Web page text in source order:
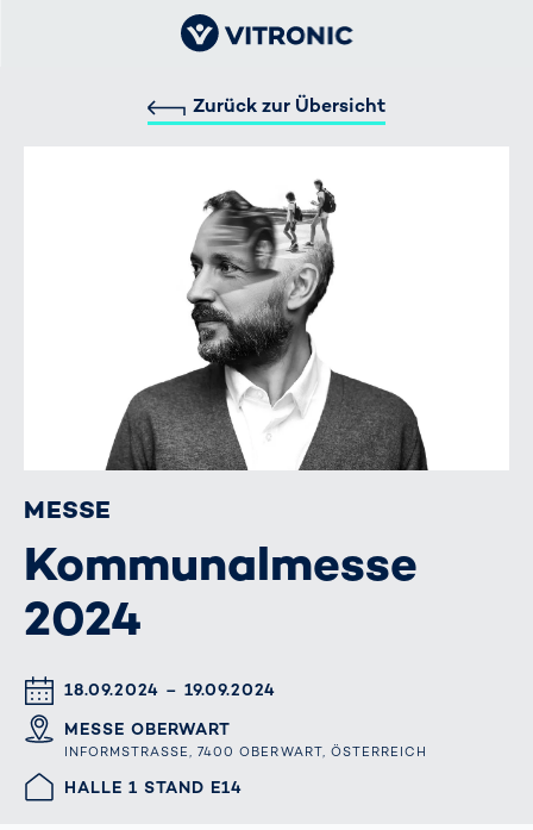
Zurück zur Übersicht
MESSE
Kommunalmesse
2024
DATUM & UHRZEIT
18.09.2024 – 19.09.2024
ORT
MESSE OBERWART
INFORMSTRASSE, 7400 OBERWART, ÖSTERREICH
HALLE/STAND
HALLE 1 STAND E14